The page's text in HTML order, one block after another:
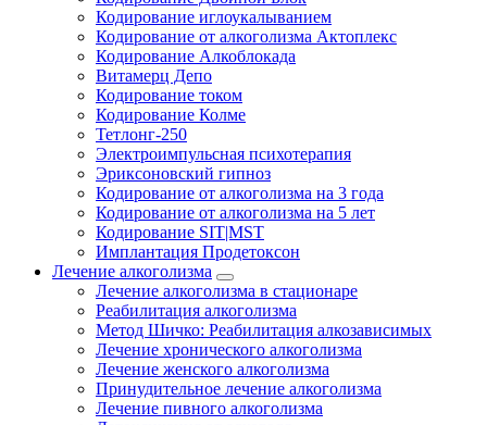
Кодирование иглоукалыванием
Кодирование от алкоголизма Актоплекс
Кодирование Алкоблокада
Витамерц Депо
Кодирование током
Кодирование Колме
Тетлонг-250
Электроимпульсная психотерапия
Эриксоновский гипноз
Кодирование от алкоголизма на 3 года
Кодирование от алкоголизма на 5 лет
Кодирование SIT|MST
Имплантация Продетоксон
Лечение алкоголизма
Лечение алкоголизма в стационаре
Реабилитация алкоголизма
Метод Шичко: Реабилитация алкозависимых
Лечение хронического алкоголизма
Лечение женского алкоголизма
Принудительное лечение алкоголизма
Лечение пивного алкоголизма